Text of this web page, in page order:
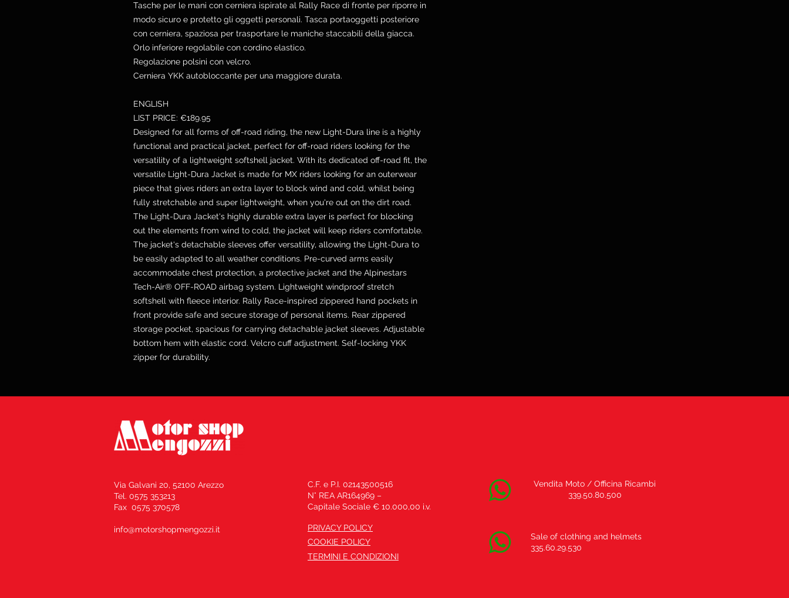
Tasche per le mani con cerniera ispirate al Rally Race di fronte per riporre in
modo sicuro e protetto gli oggetti personali. Tasca portaoggetti posteriore
con cerniera, spaziosa per trasportare le maniche staccabili della giacca.
Orlo inferiore regolabile con cordino elastico.
Regolazione polsini con velcro.
Cerniera YKK autobloccante per una maggiore durata.
ENGLISH
LIST PRICE: €189.95
Designed for all forms of off-road riding, the new Light-Dura line is a highly
functional and practical jacket, perfect for off-road riders looking for the
versatility of a lightweight softshell jacket. With its dedicated off-road fit, the
versatile Light-Dura Jacket is made for MX riders looking for an outerwear
piece that gives riders an extra layer to block wind and cold, whilst being
fully stretchable and super lightweight, when you're out on the dirt road.
The Light-Dura Jacket's highly durable extra layer is perfect for blocking
out the elements from wind to cold, the jacket will keep riders comfortable.
The jacket's detachable sleeves offer versatility, allowing the Light-Dura to
be easily adapted to all weather conditions. Pre-curved arms easily
accommodate chest protection, a protective jacket and the Alpinestars
Tech-Air® OFF-ROAD airbag system. Lightweight windproof stretch
softshell with fleece interior. Rally Race-inspired zippered hand pockets in
front provide safe and secure storage of personal items. Rear zippered
storage pocket, spacious for carrying detachable jacket sleeves. Adjustable
bottom hem with elastic cord. Velcro cuff adjustment. Self-locking YKK
zipper for durability.
Via Galvani 20, 52100 Arezzo
Tel. 0575 353213
Fax 0575 370578
info@motorshopmengozzi.it
C.F. e P.I. 02143500516
N° REA AR164969 –
Capitale Sociale € 10.000,00 i.v.
PRIVACY POLICY
COOKIE POLICY
TERMINI E CONDIZIONI
Vendita Moto / Officina Ricambi
339.50.80.500
Sale of clothing and helmets
335.60.29.530